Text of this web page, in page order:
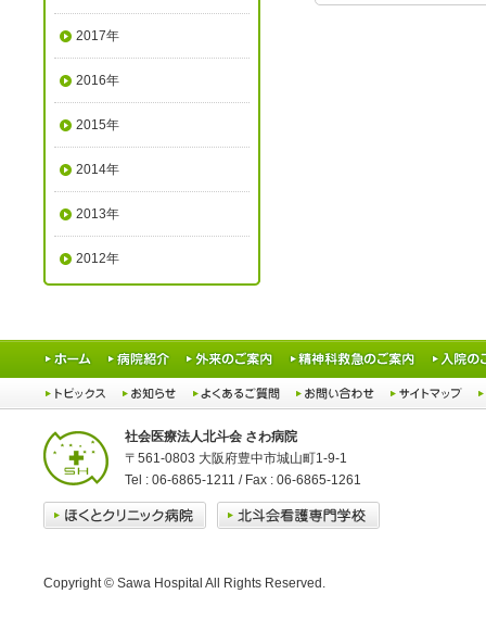
2017年
2016年
2015年
2014年
2013年
2012年
社会医療法人北斗会 さわ病院
〒561-0803 大阪府豊中市城山町1-9-1
Tel : 06-6865-1211 / Fax : 06-6865-1261
Copyright © Sawa Hospital All Rights Reserved.